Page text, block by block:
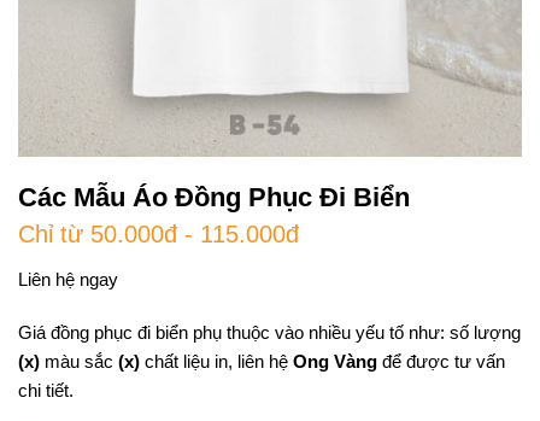
Các Mẫu Áo Đồng Phục Đi Biển
Chỉ từ 50.000đ - 115.000đ
Liên hệ ngay
Giá đồng phục đi biển phụ thuộc vào nhiều yếu tố như: số lượng
(x)màu sắc (x) chất liệu in, liên hệ Ong Vàngđể được tư vấn
chi tiết.